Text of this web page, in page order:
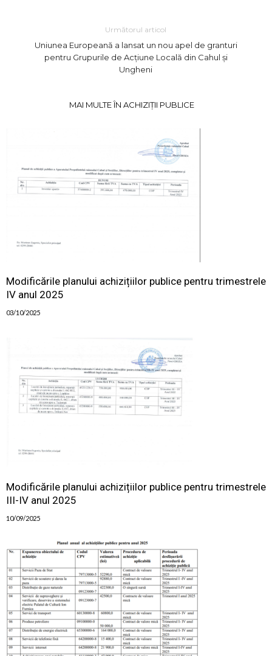
Următorul articol
Uniunea Europeană a lansat un nou apel de granturi
pentru Grupurile de Acțiune Locală din Cahul și
Ungheni
MAI MULTE ÎN ACHIZIȚII PUBLICE
Modificările planului achizițiilor publice pentru trimestrele
IV anul 2025
03/10/2025
Modificările planului achizițiilor publice pentru trimestrele
III-IV anul 2025
10/09/2025